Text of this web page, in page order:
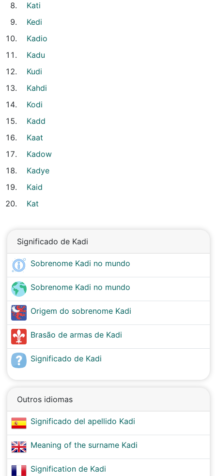
Kati
Kedi
Kadio
Kadu
Kudi
Kahdi
Kodi
Kadd
Kaat
Kadow
Kadye
Kaid
Kat
Significado de Kadi
Sobrenome Kadi no mundo
Sobrenome Kadi no mundo
Origem do sobrenome Kadi
Brasão de armas de Kadi
Significado de Kadi
Outros idiomas
Significado del apellido Kadi
Meaning of the surname Kadi
Signification de Kadi